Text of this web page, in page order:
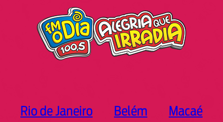
Rio de Janeiro Belém
Macaé